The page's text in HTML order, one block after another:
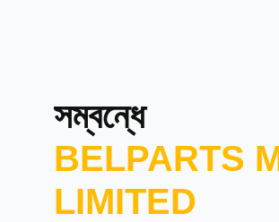
সম্বন্ধে
BELPARTS
LIMITED